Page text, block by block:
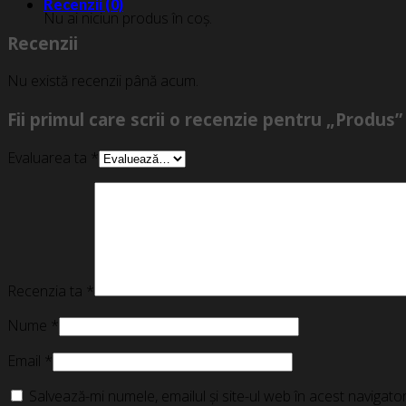
Nu ai niciun produs în coș.
Recenzii (0)
Recenzii
Nu există recenzii până acum.
Fii primul care scrii o recenzie pentru „Produs”
Evaluarea ta *
Recenzia ta *
Nume *
Email *
Salvează-mi numele, emailul și site-ul web în acest